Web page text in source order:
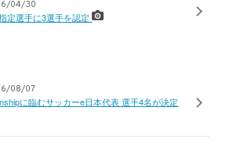
04/30
定選手に3選手を認定
08/07
に臨むサッカーe日本代表 選手4名が決定